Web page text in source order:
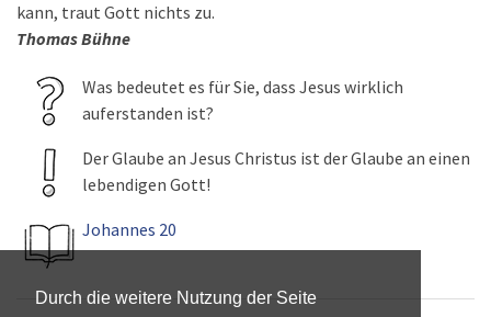
Durch die weitere Nutzung der Seite
kann, traut Gott nichts zu.
Thomas Bühne
Was bedeutet es für Sie, dass Jesus wirklich
auferstanden ist?
Der Glaube an Jesus Christus ist der Glaube an einen
lebendigen Gott!
Johannes 20